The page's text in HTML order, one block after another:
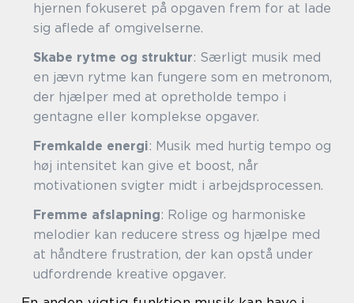
hjernen fokuseret på opgaven frem for at lade
sig aflede af omgivelserne.
Skabe rytme og struktur: Særligt musik med
en jævn rytme kan fungere som en metronom,
der hjælper med at opretholde tempo i
gentagne eller komplekse opgaver.
Fremkalde energi: Musik med hurtig tempo og
høj intensitet kan give et boost, når
motivationen svigter midt i arbejdsprocessen.
Fremme afslapning: Rolige og harmoniske
melodier kan reducere stress og hjælpe med
at håndtere frustration, der kan opstå under
udfordrende kreative opgaver.